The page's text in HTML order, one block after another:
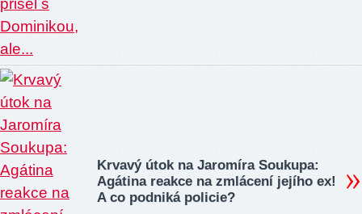
Krvavý útok na Jaromíra Soukupa:
Agátina reakce na zmlácení jejího ex!
A co podniká policie?